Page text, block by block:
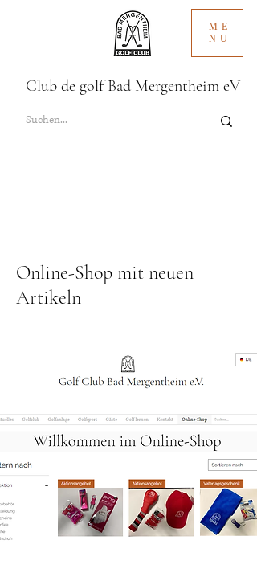
ME
NU
Club de golf Bad Mergentheim eV
Online-Shop mit neuen
Artikeln